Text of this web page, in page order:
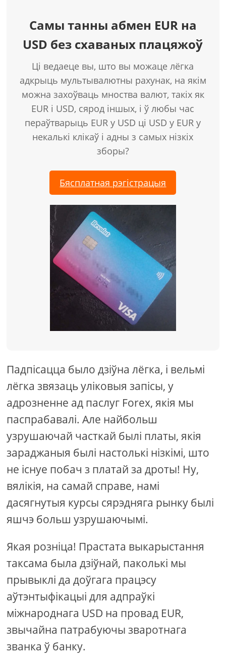
Самы танны абмен EUR на
USD без схаваных плацяжоў
Ці ведаеце вы, што вы можаце лёгка
адкрыць мультывалютны рахунак, на якім
можна захоўваць мноства валют, такіх як
EUR і USD, сярод іншых, і ў любы час
пераўтварыць EUR у USD ці USD у EUR у
некалькі клікаў і адны з самых нізкіх
зборы?
Бясплатная рэгістрацыя
Падпісацца было дзіўна лёгка, і вельмі
лёгка звязаць уліковыя запісы, у
адрозненне ад паслуг Forex, якія мы
паспрабавалі. Але найбольш
узрушаючай часткай былі платы, якія
зараджаныя былі настолькі нізкімі, што
не існуе побач з платай за дроты! Ну,
вялікія, на самай справе, намі
дасягнутыя курсы сярэдняга рынку былі
яшчэ больш узрушаючымі.
Якая розніца! Прастата выкарыстання
таксама была дзіўнай, паколькі мы
прывыклі да доўгага працэсу
аўтэнтыфікацыі для адпраўкі
міжнароднага USD на провад EUR,
звычайна патрабуючы зваротнага
званка ў банку.